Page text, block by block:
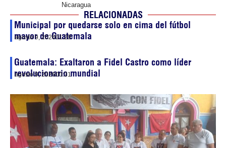
Nicaragua
RELACIONADAS
Municipal por quedarse solo en cima del fútbol
mayor de Guatemala
agosto 9, 202601:28
Guatemala: Exaltaron a Fidel Castro como líder
revolucionario mundial
agosto 9, 202600:31